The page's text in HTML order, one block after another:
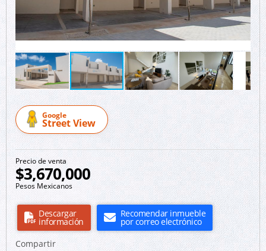
Google
Street View
Precio de venta
$3,670,000
Pesos Mexicanos
Descargar
información
Recomendar inmueble
por correo electrónico
Compartir